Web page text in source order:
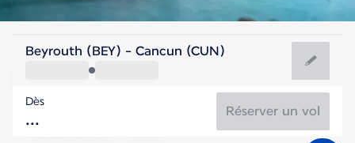
Mexique
Cancun
Mexique
Durée du vol
Beyrouth (BEY) - Cancun (CUN)
Dès
Réserver un vol